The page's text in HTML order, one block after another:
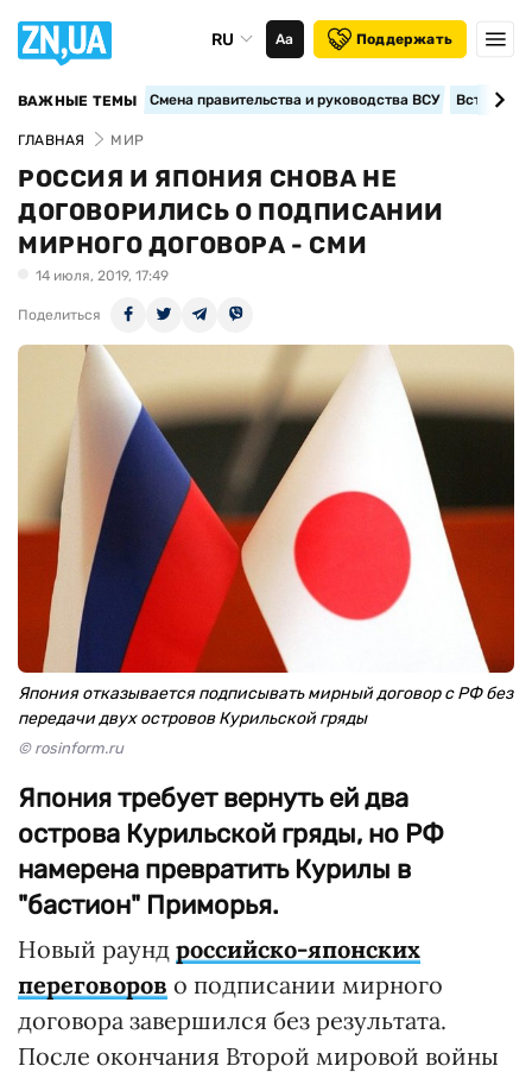
RU Аа Поддержать
ВАЖНЫЕ ТЕМЫ Смена правительства и руководства ВСУ
ГЛАВНАЯ МИР
РОССИЯ И ЯПОНИЯ СНОВА НЕ
ДОГОВОРИЛИСЬ О ПОДПИСАНИИ
МИРНОГО ДОГОВОРА - СМИ
14 июля, 2019, 17:49
Поделиться
Япония отказывается подписывать мирный договор с РФ без
передачи двух островов Курильской гряды
© rosinform.ru
Япония требует вернуть ей два
острова Курильской гряды, но РФ
намерена превратить Курилы в
"бастион" Приморья.
Новый раунд российско-японских
переговоров о подписании мирного
договора завершился без результата.
После окончания Второй мировой войны